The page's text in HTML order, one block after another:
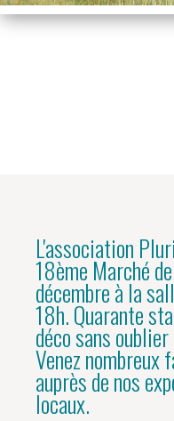
L'association
18ème Marché
décembre à la
18h. Quarante
déco sans
Venez nombreux
auprès de nos
locaux.